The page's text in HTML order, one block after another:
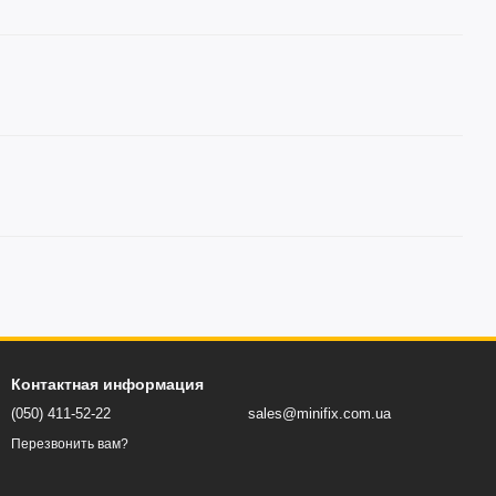
Контактная информация
(050) 411-52-22
Перезвонить вам?
sales@minifix.com.ua